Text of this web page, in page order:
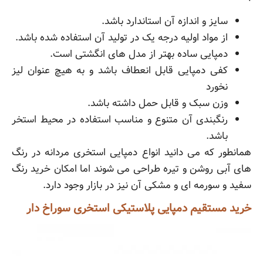
سایز و اندازه آن استاندارد باشد.
از مواد اولیه درجه یک در تولید آن استفاده شده باشد.
دمپایی ساده بهتر از مدل های انگشتی است.
کفی دمپایی قابل انعطاف باشد و به هیچ عنوان لیز
نخورد
وزن سبک و قابل حمل داشته باشد.
رنگبندی آن متنوع و مناسب استفاده در محیط استخر
باشد.
همانطور که می دانید انواع دمپایی استخری مردانه در رنگ
های آبی روشن و تیره طراحی می شوند اما امکان خرید رنگ
سفید و سورمه ای و مشکی آن نیز در بازار وجود دارد.
خرید مستقیم دمپایی پلاستیکی استخری سوراخ دار